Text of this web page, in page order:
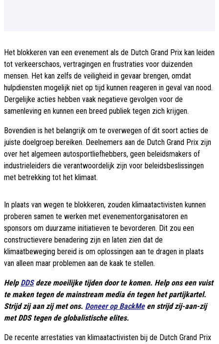
Het blokkeren van een evenement als de Dutch Grand Prix kan leiden
tot verkeerschaos, vertragingen en frustraties voor duizenden
mensen. Het kan zelfs de veiligheid in gevaar brengen, omdat
hulpdiensten mogelijk niet op tijd kunnen reageren in geval van nood.
Dergelijke acties hebben vaak negatieve gevolgen voor de
samenleving en kunnen een breed publiek tegen zich krijgen.
Bovendien is het belangrijk om te overwegen of dit soort acties de
juiste doelgroep bereiken. Deelnemers aan de Dutch Grand Prix zijn
over het algemeen autosportliefhebbers, geen beleidsmakers of
industrieleiders die verantwoordelijk zijn voor beleidsbeslissingen
met betrekking tot het klimaat.
In plaats van wegen te blokkeren, zouden klimaatactivisten kunnen
proberen samen te werken met evenementorganisatoren en
sponsors om duurzame initiatieven te bevorderen. Dit zou een
constructievere benadering zijn en laten zien dat de
klimaatbeweging bereid is om oplossingen aan te dragen in plaats
van alleen maar problemen aan de kaak te stellen.
Help DDSdeze moeilijke tijden door te komen. Help ons een vuist
te maken tegen de mainstream media én tegen het partijkartel.
Strijd zij aan zij met ons. Doneer op BackMeen strijd zij-aan-zij
met DDS tegen de globalistische elites.
De recente arrestaties van klimaatactivisten bij de Dutch Grand Prix